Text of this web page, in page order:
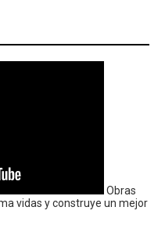
Obras
vidas y construye un mejor